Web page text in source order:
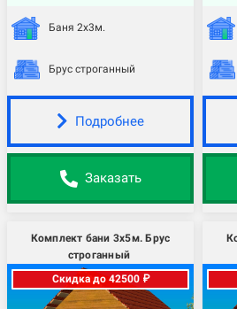
Баня 2х3м.
Брус строганный
Подробнее
Заказать
Комплект бани 3х5м. Брус
строганный
Скидка до 42500 ₽